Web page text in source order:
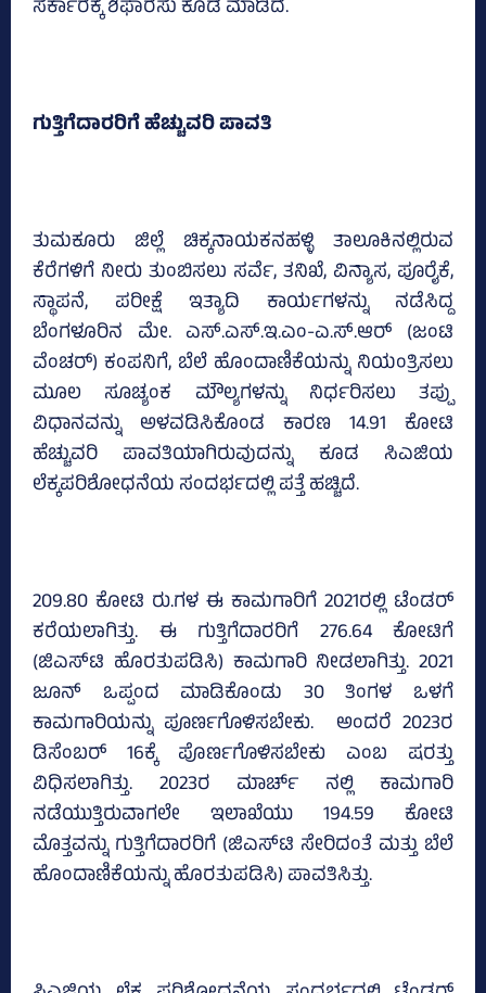
ಸರ್ಕಾರಕ್ಕೆ ಶಿಫಾರಸು ಕೂಡ ಮಾಡಿದೆ.
ಗುತ್ತಿಗೆದಾರರಿಗೆ ಹೆಚ್ಚುವರಿ ಪಾವತಿ
ತುಮಕೂರು ಜಿಲ್ಲೆ ಚಿಕ್ಕನಾಯಕನಹಳ್ಳಿ ತಾಲೂಕಿನಲ್ಲಿರುವ
ಕೆರೆಗಳಿಗೆ ನೀರು ತುಂಬಿಸಲು ಸರ್ವೆ, ತನಿಖೆ, ವಿನ್ಯಾಸ, ಪೂರೈಕೆ,
ಸ್ಥಾಪನೆ, ಪರೀಕ್ಷೆ ಇತ್ಯಾದಿ ಕಾರ್ಯಗಳನ್ನು ನಡೆಸಿದ್ದ
ಬೆಂಗಳೂರಿನ ಮೇ. ಎಸ್.ಎಸ್.ಇ.ಎಂ-ಎ.ಸ್.ಆರ್ (ಜಂಟಿ
ವೆಂಚರ್) ಕಂಪನಿಗೆ, ಬೆಲೆ ಹೊಂದಾಣಿಕೆಯನ್ನು ನಿಯಂತ್ರಿಸಲು
ಮೂಲ ಸೂಚ್ಯಂಕ ಮೌಲ್ಯಗಳನ್ನು ನಿರ್ಧರಿಸಲು ತಪ್ಪು
ವಿಧಾನವನ್ನು ಅಳವಡಿಸಿಕೊಂಡ ಕಾರಣ 14.91 ಕೋಟಿ
ಹೆಚ್ಚುವರಿ ಪಾವತಿಯಾಗಿರುವುದನ್ನು ಕೂಡ ಸಿಎಜಿಯ
ಲೆಕ್ಕಪರಿಶೋಧನೆಯ ಸಂದರ್ಭದಲ್ಲಿ ಪತ್ತೆ ಹಚ್ಚಿದೆ.
209.80 ಕೋಟಿ ರು.ಗಳ ಈ ಕಾಮಗಾರಿಗೆ 2021ರಲ್ಲಿ ಟೆಂಡರ್‌
ಕರೆಯಲಾಗಿತ್ತು. ಈ ಗುತ್ತಿಗೆದಾರರಿಗೆ 276.64 ಕೋಟಿಗೆ
(ಜಿಎಸ್‌ಟಿ ಹೊರತುಪಡಿಸಿ) ಕಾಮಗಾರಿ ನೀಡಲಾಗಿತ್ತು. 2021
ಜೂನ್ ಒಪ್ಪಂದ ಮಾಡಿಕೊಂಡು 30 ತಿಂಗಳ ಒಳಗೆ
ಕಾಮಗಾರಿಯನ್ನು ಪೂರ್ಣಗೊಳಿಸಬೇಕು. ಅಂದರೆ 2023ರ
ಡಿಸೆಂಬರ್‌ 16ಕ್ಕೆ ಪೊರ್ಣಗೊಳಿಸಬೇಕು ಎಂಬ ಷರತ್ತು
ವಿಧಿಸಲಾಗಿತ್ತು. 2023ರ ಮಾರ್ಚ್ ನಲ್ಲಿ ಕಾಮಗಾರಿ
ನಡೆಯುತ್ತಿರುವಾಗಲೇ ಇಲಾಖೆಯು 194.59 ಕೋಟಿ
ಮೊತ್ತವನ್ನು ಗುತ್ತಿಗೆದಾರರಿಗೆ (ಜಿಎಸ್‌ಟಿ ಸೇರಿದಂತೆ ಮತ್ತು ಬೆಲೆ
ಹೊಂದಾಣಿಕೆಯನ್ನು ಹೊರತುಪಡಿಸಿ) ಪಾವತಿಸಿತ್ತು.